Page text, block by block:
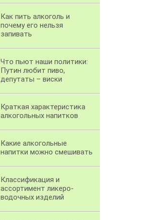
Как пить алкоголь и
почему его нельзя
запивать
Что пьют наши политики:
Путин любит пиво,
депутаты – виски
Краткая характеристика
алкогольных напитков
Какие алкогольные
напитки можно смешивать
Классификация и
ассортимент ликеро-
водочных изделий